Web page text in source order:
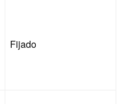
Fijado